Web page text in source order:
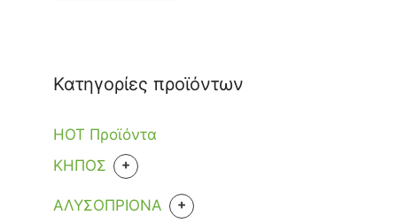
Κατηγορίες προϊόντων
HOT Προϊόντα
KHΠΟΣ
+
ΕΡΓΑΛΕΙΑ
ΑΛΥΣΟΠΡΙΟΝΑ +